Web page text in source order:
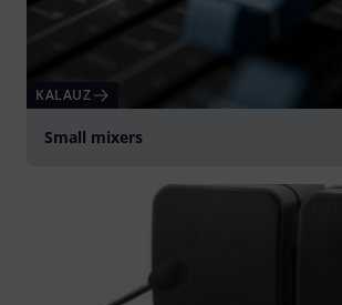
KALAUZ
Small mixers